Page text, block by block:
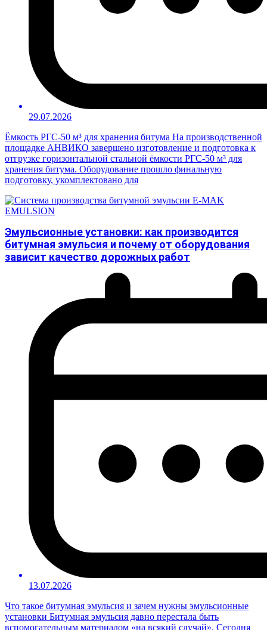
29.07.2026
Ёмкость РГС-50 м³ для хранения битума На производственной
площадке АНВИКО завершено изготовление и подготовка к
отгрузке горизонтальной стальной ёмкости РГС-50 м³ для
хранения битума. Оборудование прошло финальную
подготовку, укомплектовано для
Эмульсионные установки: как производится
битумная эмульсия и почему от оборудования
зависит качество дорожных работ
13.07.2026
Что такое битумная эмульсия и зачем нужны эмульсионные
установки Битумная эмульсия давно перестала быть
вспомогательным материалом «на всякий случай». Сегодня